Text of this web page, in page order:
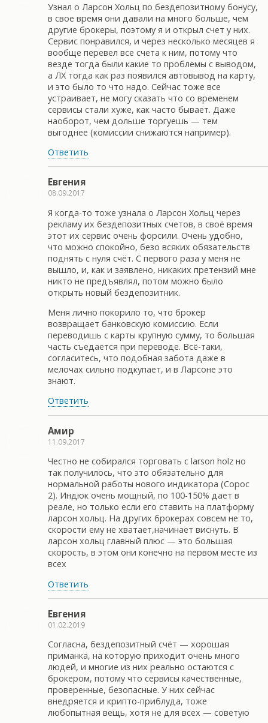
Узнал о Ларсон Хольц по бездепозитному бонусу,
в свое время они давали на много больше, чем
другие брокеры, поэтому я и открыл счет у них.
Сервис понравился, и через несколько месяцев я
вообще перевел все счета к ним, потому что
везде тогда были какие то проблемы с выводом,
а ЛХ тогда как раз появился автовывод на карту,
и это было то что надо. Сейчас тоже все
устраивает, не могу сказать что со временем
сервисы стали хуже, как часто бывает. Даже
наоборот, чем дольше торгуешь — тем
выгоднее (комиссии снижаются например).
Ответить
Евгения
08.09.2017
Я когда-то тоже узнала о Ларсон Хольц через
рекламу их бездепозитных счетов, в своё время
этот их сервис очень форсили. Очень удобно,
что можно спокойно, безо всяких обязательств
поднять с нуля счёт. С первого раза у меня не
вышло, и, как и заявлено, никаких претензий мне
никто не предъявлял, потом можно было
открыть новый бездепозитник.
Меня лично покорило то, что брокер
возвращает банковскую комиссию. Если
переводишь с карты крупную сумму, то большая
часть съедается при переводе. Всё-таки,
согласитесь, что подобная забота даже в
мелочах сильно подкупает, и в Ларсоне это
знают.
Ответить
Амир
11.09.2017
Честно не собирался торговать с larson holz но
так получилось, что это обязательно для
нормальной работы нового индикатора (Сорос
2). Индюк очень мощный, по 100-150% дает в
реале, но только если его ставить на платформу
ларсон хольц. На других брокерах совсем не то,
скорости ему не хватает,начинает виснуть. В
ларсон хольц главный плюс — это большая
скорость, в этом они конечно на первом месте из
всех
Ответить
Евгения
01.02.2019
Согласна, бездепозитный счёт — хорошая
приманка, на которую приходит очень много
людей, и многие из них реально остаются с
брокером, потому что сервисы качественные,
проверенные, безопасные. У них сейчас
внедряется и крипто-приблуда, тоже
любопытная вещь, хотя не для всех — советую